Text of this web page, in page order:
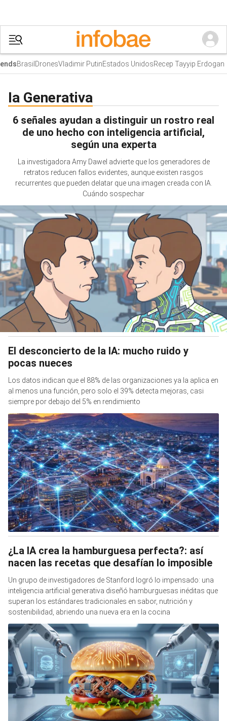
BrasilDronesVladimir PutinEstados UnidosRecep Tayyip Erdogan
Ia Generativa
6 señales ayudan a distinguir un rostro real
de uno hecho con inteligencia artificial,
según una experta
La investigadora Amy Dawel advierte que los generadores de
retratos reducen fallos evidentes, aunque existen rasgos
recurrentes que pueden delatar que una imagen creada con IA.
Cuándo sospechar
El desconcierto de la IA: mucho ruido y
pocas nueces
Los datos indican que el 88% de las organizaciones ya la aplica en
al menos una función, pero solo el 39% detecta mejoras, casi
siempre por debajo del 5% en rendimiento
¿La IA crea la hamburguesa perfecta?: así
nacen las recetas que desafían lo imposible
Un grupo de investigadores de Stanford logró lo impensado: una
inteligencia artificial generativa diseñó hamburguesas inéditas que
superan los estándares tradicionales en sabor, nutrición y
sostenibilidad, abriendo una nueva era en la cocina